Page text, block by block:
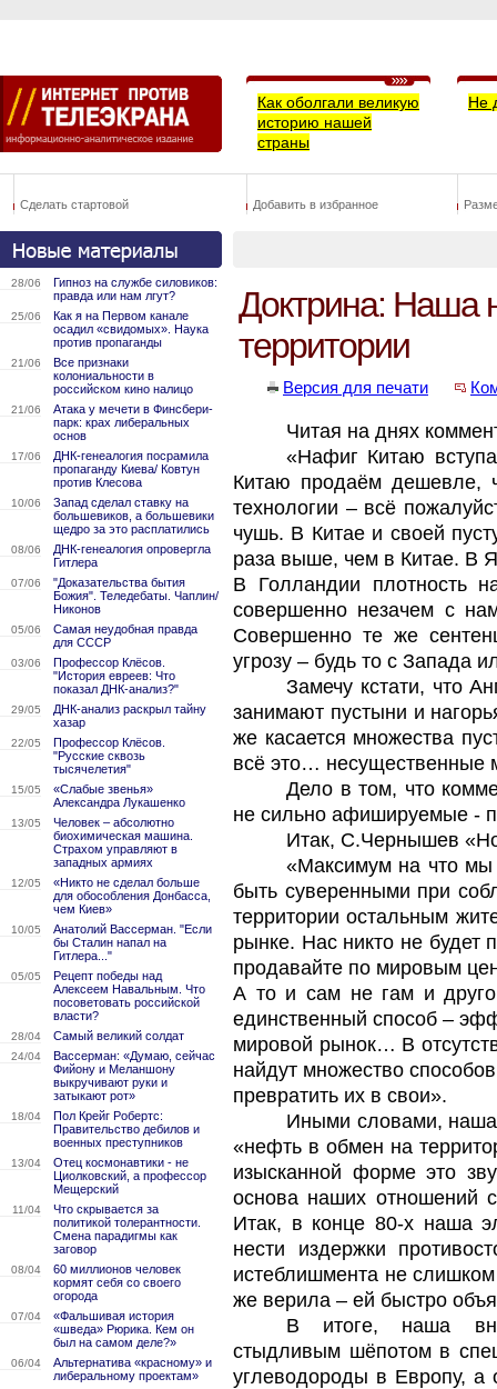
Как оболгали великую
историю нашей
страны
Не
Сделать стартовой Добавить в избранное
28/06
Гипноз на службе силовиков:
правда или нам лгут?
25/06
Как я на Первом канале
осадил «свидомых». Наука
против пропаганды
21/06
Все признаки
колониальности в
российском кино налицо
21/06
Атака у мечети в Финсбери-
парк: крах либеральных
основ
17/06
ДНК-генеалогия посрамила
пропаганду Киева/ Ковтун
против Клесова
10/06
Запад сделал ставку на
большевиков, а большевики
щедро за это расплатились
08/06
ДНК-генеалогия опровергла
Гитлера
07/06
"Доказательства бытия
Божия". Теледебаты. Чаплин/
Никонов
05/06
Самая неудобная правда
для СССР
03/06
Профессор Клёсов.
"История евреев: Что
показал ДНК-анализ?"
29/05
ДНК-анализ раскрыл тайну
хазар
22/05
Профессор Клёсов.
"Русские сквозь
тысячелетия"
15/05
«Слабые звенья»
Александра Лукашенко
13/05
Человек – абсолютно
биохимическая машина.
Страхом управляют в
западных армиях
12/05
«Никто не сделал больше
для обособления Донбасса,
чем Киев»
10/05
Анатолий Вассерман. "Если
бы Сталин напал на
Гитлера..."
05/05
Рецепт победы над
Алексеем Навальным. Что
посоветовать российской
власти?
28/04 Самый великий солдат
24/04
Вассерман: «Думаю, сейчас
Фийону и Меланшону
выкручивают руки и
затыкают рот»
18/04
Пол Крейг Робертс:
Правительство дебилов и
военных преступников
13/04
Отец космонавтики - не
Циолковский, а профессор
Мещерский
11/04
Что скрывается за
политикой толерантности.
Смена парадигмы как
заговор
08/04
60 миллионов человек
кормят себя со своего
огорода
07/04
«Фальшивая история
«шведа» Рюрика. Кем он
был на самом деле?»
06/04
Альтернатива «красному» и
либеральному проектам»
Доктрина: Наша
территории
Версия для печати
Читая на днях
«Нафиг Китаю
Китаю продаём дешевле,
технологии – всё
чушь. В Китае и своей
раза выше, чем в Китае. В
В Голландии плотность
совершенно незачем с
Совершенно те же
угрозу – будь то с Запада
Замечу кстати, что
занимают пустыни и
же касается множества
всё это… несущественные
Дело в том, что
не сильно афишируемые -
Итак, С.Чернышев
«Максимум на что мы
быть суверенными при
территории остальным
рынке. Нас никто не будет
продавайте по мировым
А то и сам не гам и
единственный способ –
мировой рынок… В
найдут множество
превратить их в свои».
Иными словами, наша
«нефть в обмен на
изысканной форме это
основа наших отношений
Итак, в конце 80-х наша
нести издержки
истеблишмента не
же верила – ей быстро
В итоге, наша
стыдливым шёпотом в
углеводороды в Европу, а